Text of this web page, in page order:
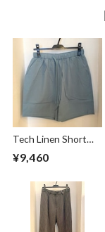
Tech Linen Short
¥9,460